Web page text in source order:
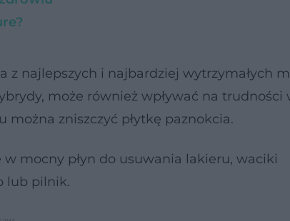
z najlepszych i najbardziej wytrzymałych
może również wpływać na trudności
zniszczyć płytkę paznokcia.
w mocny płyn do usuwania lakieru, waciki
lub pilnik.